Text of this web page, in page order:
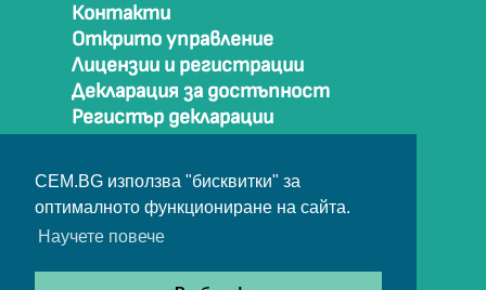
CEM.BG използва "бисквитки" за
оптималното функциониране на сайта.
Научете повече
Контакти
Открито управление
Лицензии и регистрации
Декларация за достъпност
Регистър декларации
Карта на сайта
Архив